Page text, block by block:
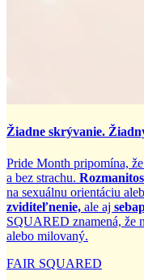
Žiadne skrývanie.
Pride Month pripomína,
a bez strachu.
na sexuálnu orientáciu
zviditeľnenie, ale aj
SQUARED znamená, že
alebo milovaný.
FAIR SQUARED